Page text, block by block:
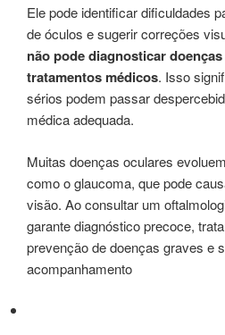
Ele pode identificar dificuldades
de óculos e sugerir correções
não pode diagnosticar
tratamentos médicos. Isso
sérios podem passar
médica adequada.
Muitas doenças oculares
como o glaucoma, que pode
visão. Ao consultar um
garante diagnóstico precoce,
prevenção de doenças graves e
acompanhamento